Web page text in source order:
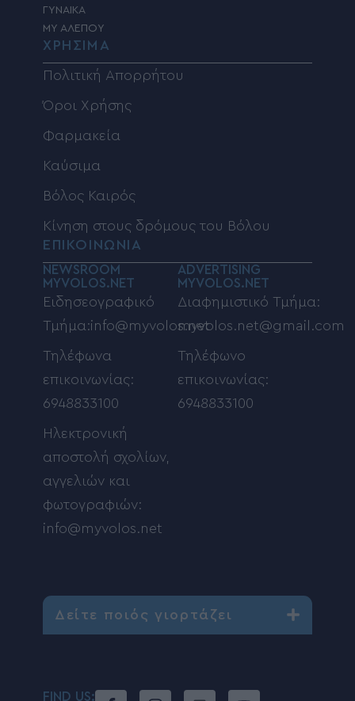
ΓΥΝΑΙΚΑ
MY ΑΛΕΠΟΥ
ΧΡΗΣΙΜΑ
Πολιτική Απορρήτου
Όροι Χρήσης
Φαρμακεία
Καύσιμα
Βόλος Καιρός
Κίνηση στους δρόμους του Βόλου
ΕΠΙΚΟΙΝΩΝΙΑ
NEWSROOM
MYVOLOS.NET
Ειδησεογραφικό
Τμήμα:info@myvolos.net
Τηλέφωνα
επικοινωνίας:
6948833100
Ηλεκτρονική
αποστολή σχολίων,
αγγελιών και
φωτογραφιών:
info@myvolos.net
ADVERTISING
MYVOLOS.NET
Διαφημιστικό Τμήμα:
myvolos.net@gmail.com
Τηλέφωνο
επικοινωνίας:
6948833100
Δείτε ποιός γιορτάζει
FIND US: